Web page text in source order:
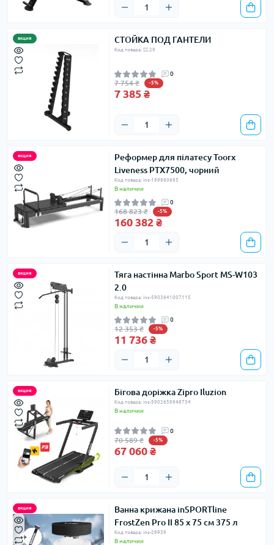
акция СТОЙКА ПОД ГАНТЕЛИ
Код товара: SS.29
0
7 754 ₴ -5%
7 385 ₴
акция
Реформер для пілатесу Toorx
Liveness PTX7500, чорний
Код товара: ins-189860685
В наличии
0
168 823 ₴ -5%
160 382 ₴
акция
Тяга настінна Marbo Sport MS-W103
2.0
Код товара: ins-5903641007115
В наличии
0
12 353 ₴ -5%
11 736 ₴
акция Бігова доріжка Zipro Iluzion
Код товара: ins-5902659848734
В наличии
0
70 589 ₴ -5%
67 060 ₴
акция
Ванна крижана inSPORTline
FrostZen Pro II 85 х 75 см 375 л
Код товара: ins-28939
В наличии